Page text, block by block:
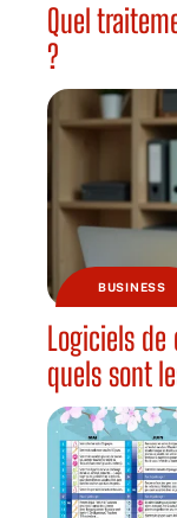
Quel
?
BUSINESS
Logiciels
quels sont